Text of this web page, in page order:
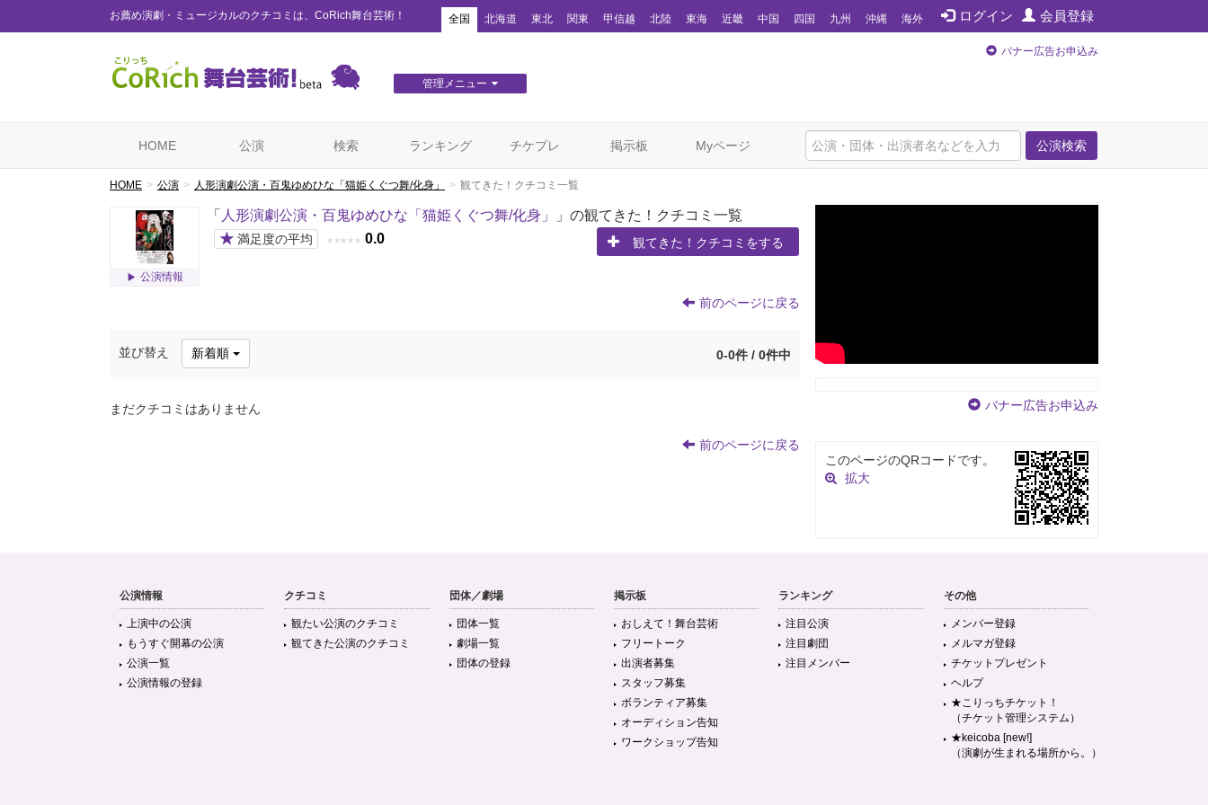
お薦め演劇・ミュージカルのクチコミは、CoRich舞台芸術！ ログイン 会員登録
全国 北海道 東北 関東 甲信越 北陸 東海 近畿 中国 四国 九州 沖縄 海外
管理メニュー
バナー広告お申込み
公演検索
HOME 公演 検索 ランキング チケプレ 掲示板 Myページ
HOME 公演 人形演劇公演・百鬼ゆめひな「猫姫くぐつ舞/化身」 観てきた！クチコミ一覧
公演情報
「 人形演劇公演・百鬼ゆめひな「猫姫くぐつ舞/化身」
」の観てきた！クチコミ一覧
★ 満足度の平均 ★ ★ ★ ★ ★ 0.0 観てきた！クチコミをする
前のページに戻る
並び替え 新着順 0-0件 / 0件中
まだクチコミはありません
前のページに戻る
バナー広告お申込み
このページのQRコードです。
拡大
公演情報
上演中の公演
もうすぐ開幕の公演
公演一覧
公演情報の登録
クチコミ
観たい公演のクチコミ
観てきた公演のクチコミ
団体／劇場
団体一覧
劇場一覧
団体の登録
掲示板
おしえて！舞台芸術
フリートーク
出演者募集
スタッフ募集
ボランティア募集
オーディション告知
ワークショップ告知
ランキング
注目公演
注目劇団
注目メンバー
その他
メンバー登録
メルマガ登録
チケットプレゼント
ヘルプ
★こりっちチケット！
（チケット管理システム）
★keicoba [new!]
（演劇が生まれる場所から。）